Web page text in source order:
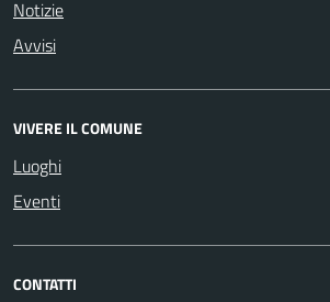
Notizie
Avvisi
VIVERE IL COMUNE
Luoghi
Eventi
CONTATTI